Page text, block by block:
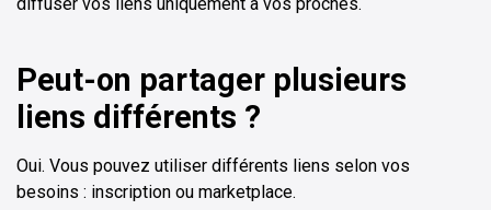
Peut-on partager plusieurs
liens différents ?
Oui. Vous pouvez utiliser différents liens selon vos
besoins : inscription ou marketplace.